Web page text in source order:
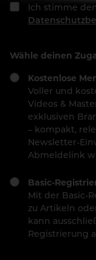
Ich stimme den
Wähle deinen
Kostenlose
Voller und
Videos &
exklusiven
– kompakt,
Newsletter-
Abmeldelink
Basic-
Mit der Basic-
zu Artikeln
kann
Registrierung